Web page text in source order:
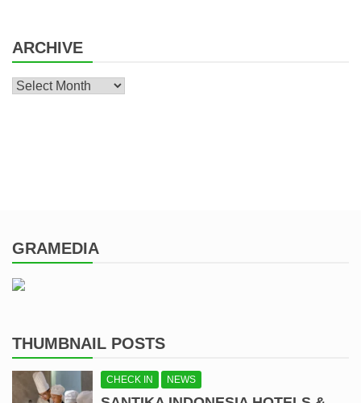
ARCHIVE
Archive
GRAMEDIA
THUMBNAIL POSTS
CHECK IN NEWS